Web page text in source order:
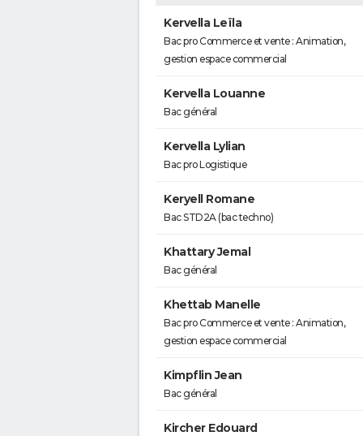
Kervella Leïla
Bac pro Commerce et vente : Animation,
gestion espace commercial
Kervella Louanne
Bac général
Kervella Lylian
Bac pro Logistique
Keryell Romane
Bac STD2A (bac techno)
Khattary Jemal
Bac général
Khettab Manelle
Bac pro Commerce et vente : Animation,
gestion espace commercial
Kimpflin Jean
Bac général
Kircher Edouard